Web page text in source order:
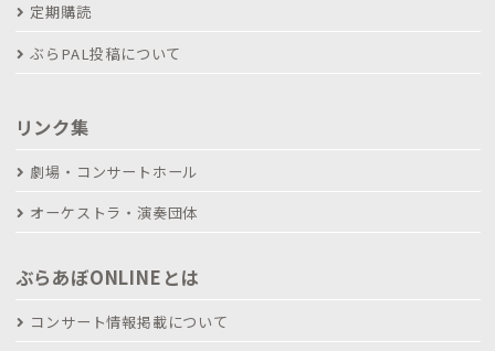
定期購読
ぶらPAL投稿について
リンク集
劇場・コンサートホール
オーケストラ・演奏団体
ぶらあぼONLINEとは
コンサート情報掲載について